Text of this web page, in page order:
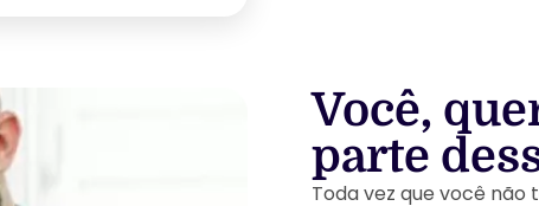
Você,
parte
Toda vez que você não